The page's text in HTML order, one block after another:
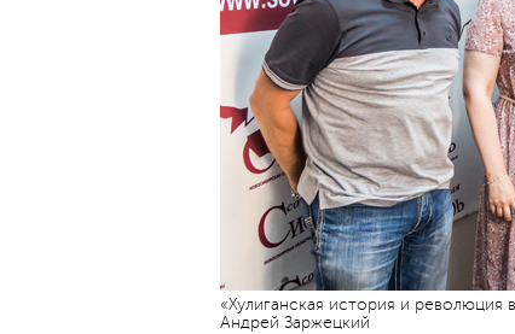
«Хулиганская история и
Андрей Заржецкий